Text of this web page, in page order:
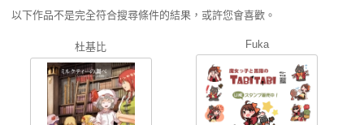
以下作品不是完全符合搜尋條件的結果，或許您會喜歡。
杜基比 Fuka